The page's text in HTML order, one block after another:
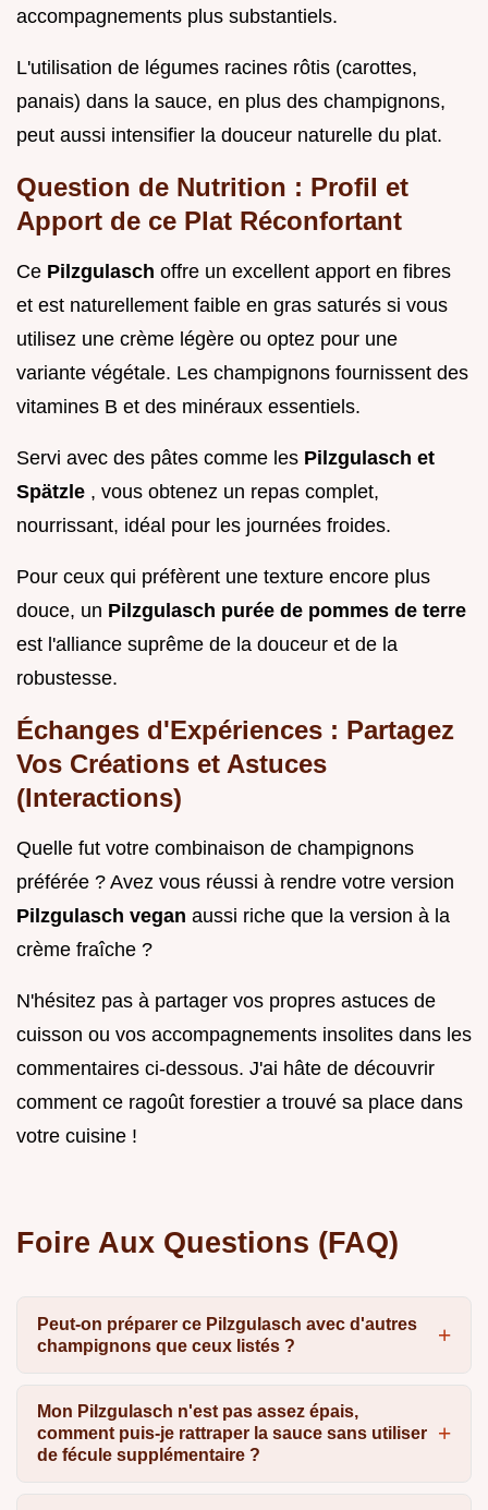
accompagnements plus substantiels.
L'utilisation de légumes racines rôtis (carottes,
panais) dans la sauce, en plus des champignons,
peut aussi intensifier la douceur naturelle du plat.
Question de Nutrition : Profil et
Apport de ce Plat Réconfortant
Ce Pilzgulasch offre un excellent apport en fibres
et est naturellement faible en gras saturés si vous
utilisez une crème légère ou optez pour une
variante végétale. Les champignons fournissent des
vitamines B et des minéraux essentiels.
Servi avec des pâtes comme les Pilzgulasch et
Spätzle , vous obtenez un repas complet,
nourrissant, idéal pour les journées froides.
Pour ceux qui préfèrent une texture encore plus
douce, un Pilzgulasch purée de pommes de terre
est l'alliance suprême de la douceur et de la
robustesse.
Échanges d'Expériences : Partagez
Vos Créations et Astuces
(Interactions)
Quelle fut votre combinaison de champignons
préférée ? Avez vous réussi à rendre votre version
Pilzgulasch vegan aussi riche que la version à la
crème fraîche ?
N'hésitez pas à partager vos propres astuces de
cuisson ou vos accompagnements insolites dans les
commentaires ci-dessous. J'ai hâte de découvrir
comment ce ragoût forestier a trouvé sa place dans
votre cuisine !
Foire Aux Questions (FAQ)
Peut-on préparer ce Pilzgulasch avec d'autres
champignons que ceux listés ?
Mon Pilzgulasch n'est pas assez épais,
comment puis-je rattraper la sauce sans utiliser
de fécule supplémentaire ?